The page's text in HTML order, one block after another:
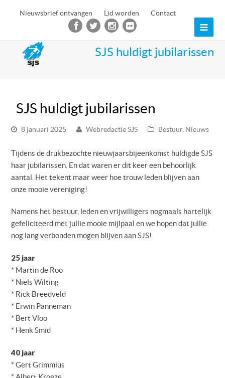
Nieuwsbrief ontvangen Lid worden Contact
SJS huldigt jubilarissen
SJS huldigt jubilarissen
8 januari 2025 Webredactie SJS Bestuur, Nieuws
Tijdens de drukbezochte nieuwjaarsbijeenkomst huldigde SJS
haar jubilarissen. En dat waren er dit keer een behoorlijk
aantal. Het tekent maar weer hoe trouw leden blijven aan
onze mooie vereniging!
Namens het bestuur, leden en vrijwilligers nogmaals hartelijk
gefeliciteerd met jullie mooie mijlpaal en we hopen dat jullie
nog lang verbonden mogen blijven aan SJS!
25 jaar
* Martin de Roo
* Niels Wilting
* Rick Breedveld
* Erwin Panneman
* Bert Vloo
* Henk Smid
40 jaar
* Gert Grimmius